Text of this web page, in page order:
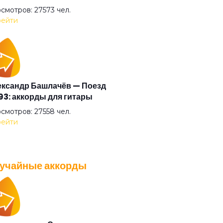
фонарь27573 чел.
Башлачёв — Поезд
аккорды для гитары
27558 чел.
— Плохо танцевать: аккорды
26037 чел.
аккорды